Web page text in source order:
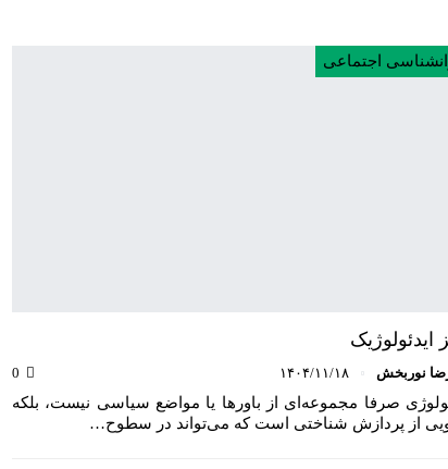
اجتماعی
ایدئولوژیک
نوربخش ۱۴۰۴/۱۱/۱۸
صرفا مجموعه‌ای از باورها یا مواضع سیاسی نیست، بلکه
از پردازش شناختی است که می‌تواند در سطوح…